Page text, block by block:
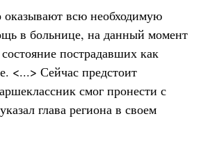
оказывают всю необходимую
в больнице, на данный момент
пострадавших как
<...> Сейчас предстоит
смог пронести с
глава региона в своем